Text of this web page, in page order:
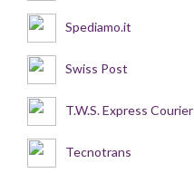
Spediamo.it
Swiss Post
T.W.S. Express Courier
Tecnotrans